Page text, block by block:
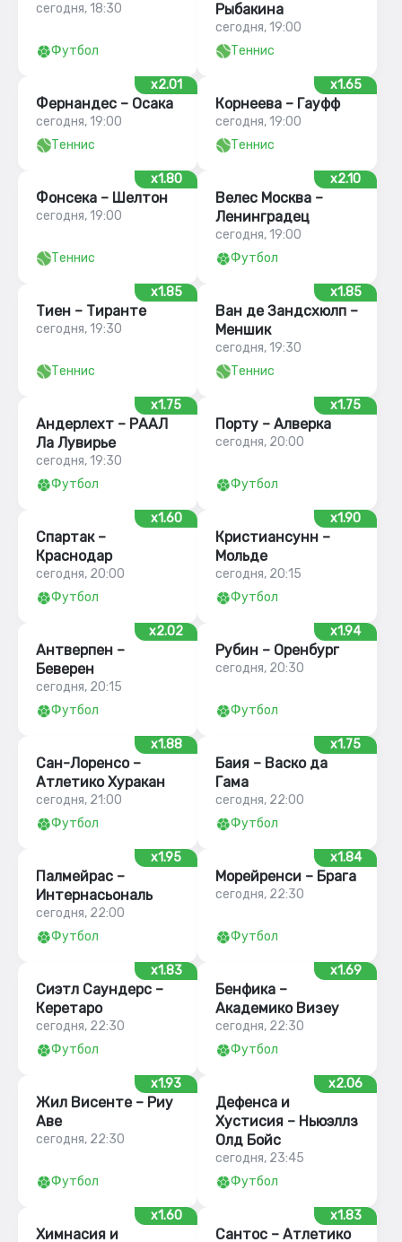
сегодня, 18:30
Футбол
Рыбакина
сегодня, 19:00
Теннис
x2.01
Фернандес – Осака
сегодня, 19:00
Теннис
x1.65
Корнеева – Гауфф
сегодня, 19:00
Теннис
x1.80
Фонсека – Шелтон
сегодня, 19:00
Теннис
x2.10
Велес Москва –
Ленинградец
сегодня, 19:00
Футбол
x1.85
Тиен – Тиранте
сегодня, 19:30
Теннис
x1.85
Ван де Зандсхюлп –
Меншик
сегодня, 19:30
Теннис
x1.75
Андерлехт – РААЛ
Ла Лувирье
сегодня, 19:30
Футбол
x1.75
Порту – Алверка
сегодня, 20:00
Футбол
x1.60
Спартак –
Краснодар
сегодня, 20:00
Футбол
x1.90
Кристиансунн –
Мольде
сегодня, 20:15
Футбол
x2.02
Антверпен –
Беверен
сегодня, 20:15
Футбол
x1.94
Рубин – Оренбург
сегодня, 20:30
Футбол
x1.88
Сан-Лоренсо –
Атлетико Хуракан
сегодня, 21:00
Футбол
x1.75
Баия – Васко да
Гама
сегодня, 22:00
Футбол
x1.95
Палмейрас –
Интернасьональ
сегодня, 22:00
Футбол
x1.84
Морейренси – Брага
сегодня, 22:30
Футбол
x1.83
Сиэтл Саундерс –
Керетаро
сегодня, 22:30
Футбол
x1.69
Бенфика –
Академико Визеу
сегодня, 22:30
Футбол
x1.93
Жил Висенте – Риу
Аве
сегодня, 22:30
Футбол
x2.06
Дефенса и
Хустисия – Ньюэллз
Олд Бойс
сегодня, 23:45
Футбол
x1.60
Химнасия и
x1.83
Сантос – Атлетико